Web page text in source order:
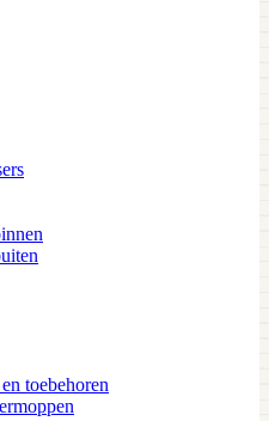
toebehoren